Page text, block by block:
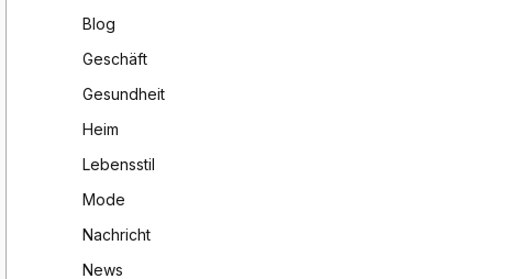
Blog
Geschäft
Gesundheit
Heim
Lebensstil
Mode
Nachricht
News